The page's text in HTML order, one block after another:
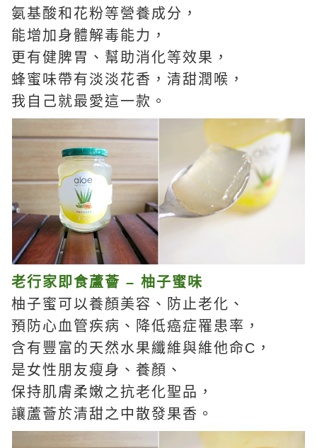
氨基酸和花粉等營養成分，
能增加身體解毒能力，
更有健脾胃、幫助消化等效果，
蜂蜜味帶有淡淡花香，清甜潤喉，
我自己就最愛這一款。
老行家即食蘆薈 – 柚子蜜味
柚子蜜可以養顏美容、防止老化、
預防心血管疾病、降低癌症罹患率，
含有豐富的天然水果纖維與維他命C，
是女性朋友瘦身、養顏、
保持肌膚柔嫩之抗老化聖品，
讓蘆薈於清甜之中散發果香。